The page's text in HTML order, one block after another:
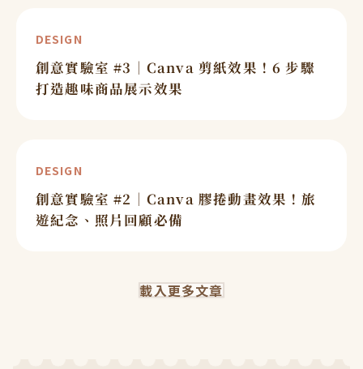
DESIGN
創意實驗室 #3｜Canva 剪紙效果！6 步驟
打造趣味商品展示效果
DESIGN
創意實驗室 #2｜Canva 膠捲動畫效果！旅
遊紀念、照片回顧必備
載入更多文章